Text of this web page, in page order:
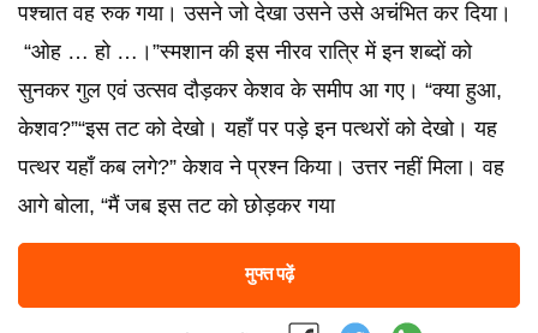
पश्चात वह रुक गया। उसने जो देखा उसने उसे अचंभित कर दिया।
“ओह … हो …।”स्मशान की इस नीरव रात्रि में इन शब्दों को
सुनकर गुल एवं उत्सव दौड़कर केशव के समीप आ गए। “क्या हुआ,
केशव?”“इस तट को देखो। यहाँ पर पड़े इन पत्थरों को देखो। यह
पत्थर यहाँ कब लगे?” केशव ने प्रश्न किया। उत्तर नहीं मिला। वह
आगे बोला, “मैं जब इस तट को छोड़कर गया
मुफ्त पढ़ें